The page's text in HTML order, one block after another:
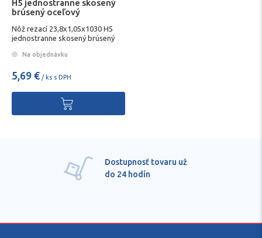
H5 jednostranne skosený
brúsený oceľový
Nôž rezací 23,8x1,05x1030 H5
jednostranne skosený brúsený
Na objednávku
5,69 € / ks s DPH
Dostupnosť tovaru už
do 24 hodín